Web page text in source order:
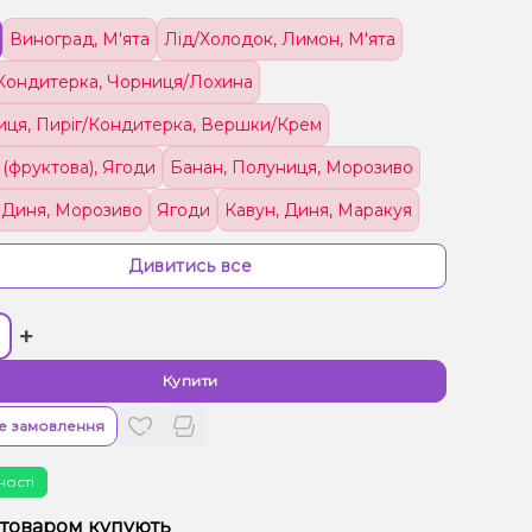
Виноград, М'ята
Лід/Холодок, Лимон, М'ята
Чорниця/Лохина
Пиріг/Кондитерка, Вершки/Крем
Ягоди
Банан, Полуниця, Морозиво
Диня, Морозиво
Ягоди
Кавун, Диня, Маракуя
Лохина
Яблуко
Лимонад, Цитруси
Лимон, Лимонад
Грейпфрут, Полуниця, Малина
Мультифрукт
Кокос, Мигдаль, Вершки/Крем
Чорниця/Лохина, Яблуко
Дивитись все
+
Купити
замовлення
купують